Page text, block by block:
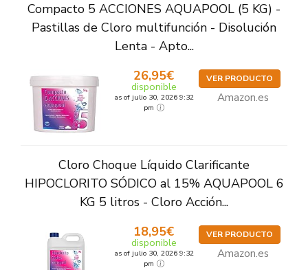
Compacto 5 ACCIONES AQUAPOOL (5 KG) -
Pastillas de Cloro multifunción - Disolución
Lenta - Apto...
26,95€
disponible
as of julio 30, 2026 9:32
pm
VER PRODUCTO
Amazon.es
Cloro Choque Líquido Clarificante
HIPOCLORITO SÓDICO al 15% AQUAPOOL 6
KG 5 litros - Cloro Acción...
18,95€
disponible
as of julio 30, 2026 9:32
pm
VER PRODUCTO
Amazon.es